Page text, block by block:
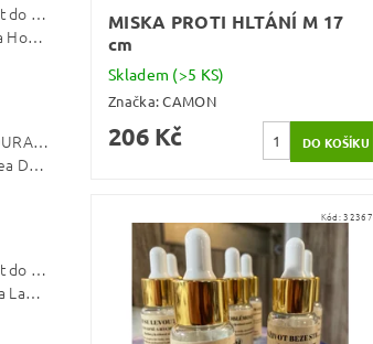
Psí pamlsky Poslušnost do kapsy: Treska s červenou řepou 12 mm
Marta Hourová
PROTIHLTACÍ MISKA DURAPET
Andrea Dosoudilová
Psí pamlsky Poslušnost do kapsy: Kachna s lososovým olejem 8 mm
Radka Langerová
MISKA PROTI HLTÁNÍ M 17
cm
Skladem (>5 KS)
Značka:CAMON
206 Kč
Kód:32367